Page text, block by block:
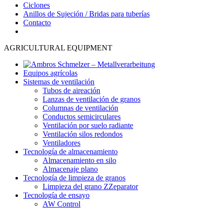
Ciclones
Anillos de Sujeción / Bridas para tuberías
Contacto
AGRICULTURAL EQUIPMENT
Equipos agrícolas
Sistemas de ventilación
Tubos de aireación
Lanzas de ventilación de granos
Columnas de ventilación
Conductos semicirculares
Ventilación por suelo radiante
Ventilación silos redondos
Ventiladores
Tecnología de almacenamiento
Almacenamiento en silo
Almacenaje plano
Tecnología de limpieza de granos
Limpieza del grano ZZeparator
Tecnología de ensayo
AW Control